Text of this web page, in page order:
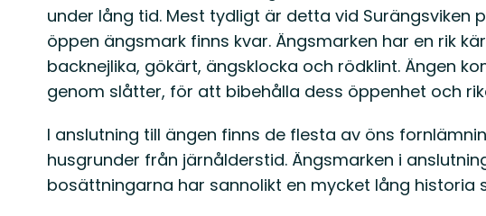
under lång tid. Mest tydligt är detta vid Surängsviken
öppen ängsmark finns kvar. Ängsmarken har en rik
backnejlika, gökärt, ängsklocka och rödklint. Ängen
genom slåtter, för att bibehålla dess öppenhet och
I anslutning till ängen finns de flesta av öns
husgrunder från järnålderstid. Ängsmarken i
bosättningarna har sannolikt en mycket lång historia